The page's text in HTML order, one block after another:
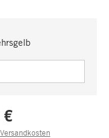
Versandkosten